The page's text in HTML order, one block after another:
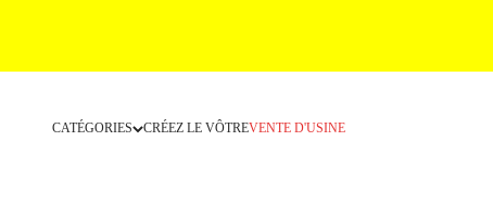
CATÉGORIES CRÉEZ LE VÔTREVENTE D'USINE